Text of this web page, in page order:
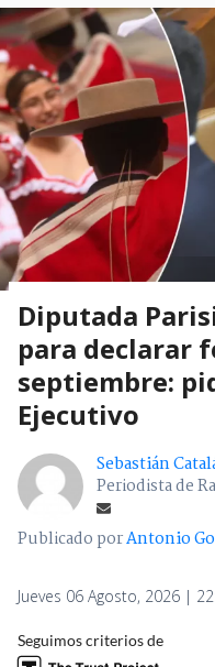
Diputada
para declarar
septiembre:
Ejecutivo
Sebastián
Periodista de
Publicado porAntonio
Jueves 06 Agosto, 2026 |
Seguimos criterios de